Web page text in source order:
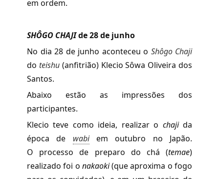
em ordem.
SHÔGO CHAJIde 28 de junho
No dia 28 de junho aconteceu o Shôgo Chaji
do teishu(anfitrião) Klecio Sôwa Oliveira dos
Santos.
Abaixo estão as impressões dos
participantes.
Klecio teve como ideia, realizar o chajida
época de
wabi
em outubro no Japão.
O processo de preparo do chá (temae)
realizado foi o nakaoki(que aproxima o fogo